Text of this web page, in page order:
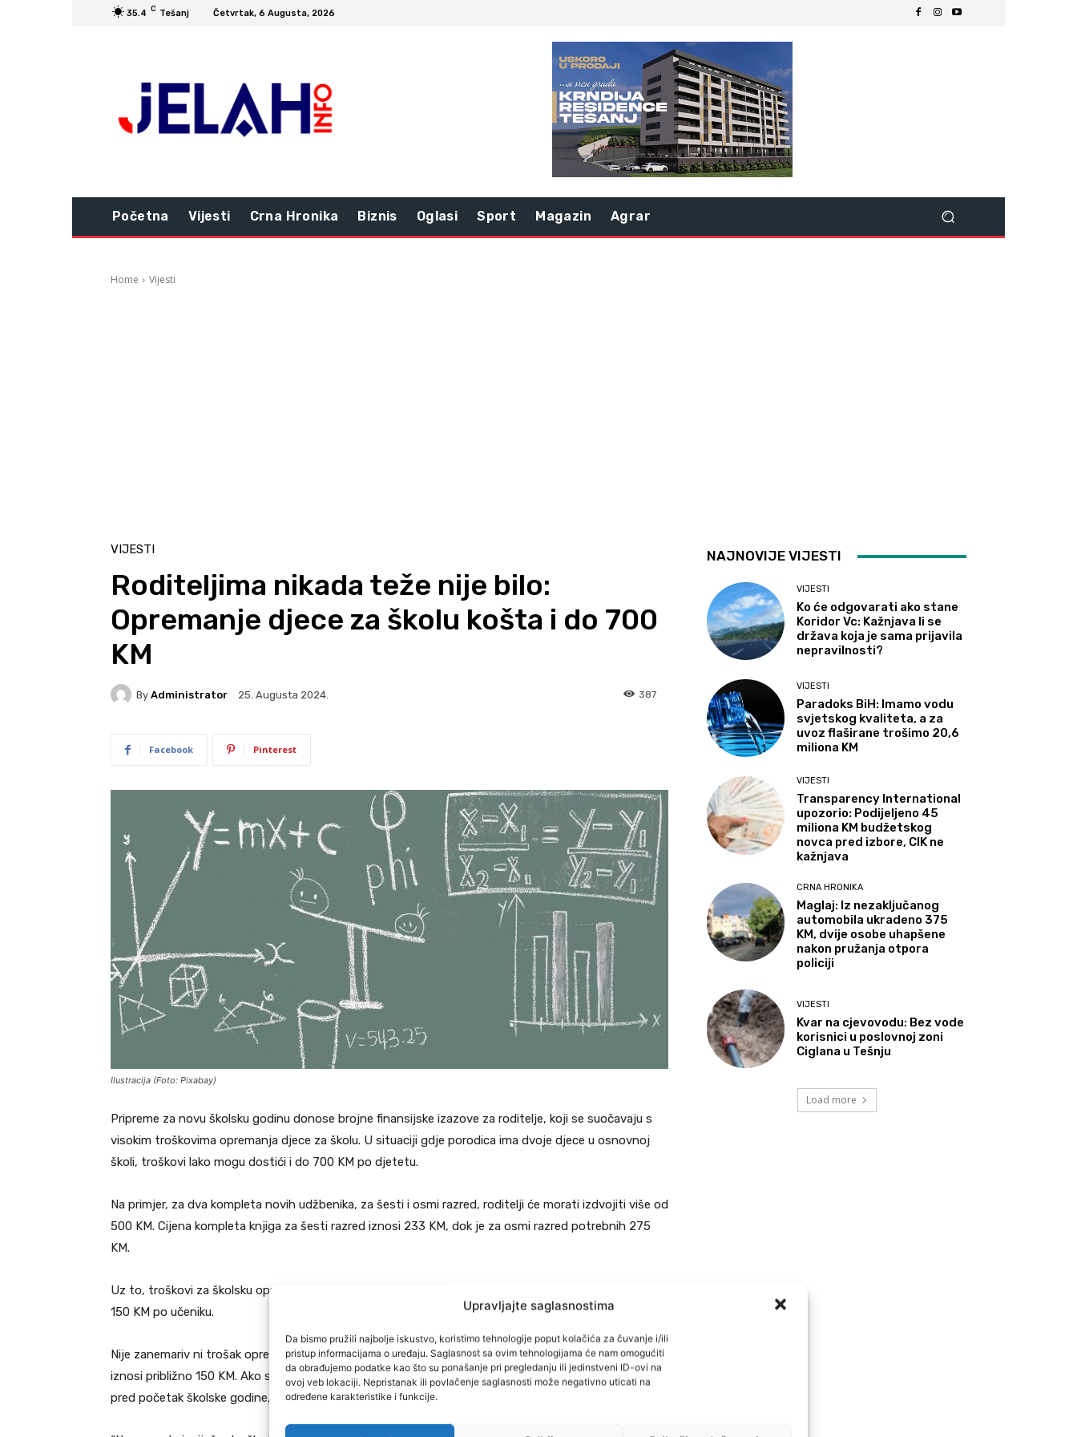
Upravljajte saglasnostima
Da bismo pružili najbolje iskustvo, koristimo tehnologije poput kolačića za čuvanje i/ili
pristup informacijama o uređaju. Saglasnost sa ovim tehnologijama će nam omogućiti
da obrađujemo podatke kao što su ponašanje pri pregledanju ili jedinstveni ID-ovi na
ovoj veb lokaciji. Nepristanak ili povlačenje saglasnosti može negativno uticati na
određene karakteristike i funkcije.
35.4 C Tešanj Četvrtak, 6 Augusta, 2026
Početna Vijesti Crna Hronika Biznis Oglasi Sport Magazin Agrar
Home Vijesti
VIJESTI
Roditeljima nikada teže nije bilo:
Opremanje djece za školu košta i do 700
KM
By Administrator 25. Augusta 2024. 387
Facebook Pinterest
Ilustracija (Foto: Pixabay)
Pripreme za novu školsku godinu donose brojne finansijske izazove za roditelje, koji se suočavaju s
visokim troškovima opremanja djece za školu. U situaciji gdje porodica ima dvoje djece u osnovnoj
školi, troškovi lako mogu dostići i do 700 KM po djetetu.
Na primjer, za dva kompleta novih udžbenika, za šesti i osmi razred, roditelji će morati izdvojiti više od
500 KM. Cijena kompleta knjiga za šesti razred iznosi 233 KM, dok je za osmi razred potrebnih 275
KM.
Uz to, troškovi za školsku opremu, poput torbe, pernice, svesaka i ostalog pribora, mogu dostići oko
150 KM po učeniku.
Nije zanemariv ni trošak opreme za tjelesni odgoj, koji uključuje trenerku, patike i ruksak, što također
iznosi približno 150 KM. Ako se uzme u obzir da mnogi roditelji kupuju i novu odjeću i obuću za djecu
pred početak školske godine, dodatni trošak može se povećati za 250-300 KM.
NAJNOVIJE VIJESTI
VIJESTI
Ko će odgovarati ako stane
Koridor Vc: Kažnjava li se
država koja je sama prijavila
nepravilnosti?
VIJESTI
Paradoks BiH: Imamo vodu
svjetskog kvaliteta, a za
uvoz flaširane trošimo 20,6
miliona KM
VIJESTI
Transparency International
upozorio: Podijeljeno 45
miliona KM budžetskog
novca pred izbore, CIK ne
kažnjava
CRNA HRONIKA
Maglaj: Iz nezaključanog
automobila ukradeno 375
KM, dvije osobe uhapšene
nakon pružanja otpora
policiji
VIJESTI
Kvar na cjevovodu: Bez vode
korisnici u poslovnoj zoni
Ciglana u Tešnju
Load more